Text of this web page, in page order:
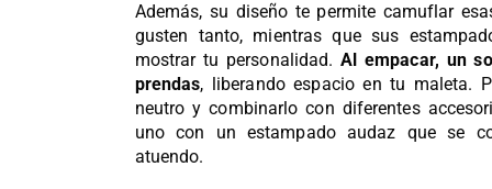
Además, su diseño te permite camuflar
gusten tanto, mientras que sus
mostrar tu personalidad.Al empacar, un
prendas, liberando espacio en tu maleta.
neutro y combinarlo con diferentes
uno con un estampado audaz que se
atuendo.